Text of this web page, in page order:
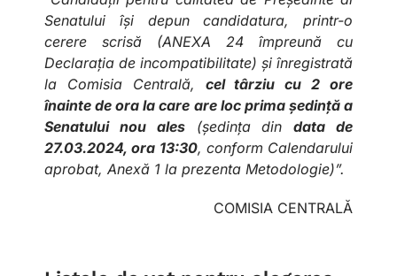
Senatului își depun candidatura, printr-o
cerere scrisă (ANEXA 24 împreună cu
Declarația de incompatibilitate) și înregistrată
la Comisia Centrală, cel târziu cu 2 ore
înainte de ora la care are loc prima ședință a
Senatului nou ales(ședința dindata de
27.03.2024, ora 13:30, conform Calendarului
aprobat, Anexă 1 la prezenta Metodologie)”.
COMISIA CENTRALĂ